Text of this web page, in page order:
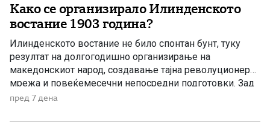
Како се организирало Илинденското
востание 1903 година?
Илинденското востание не било спонтан бунт, туку
резултат на долгогодишно организирање на
македонскиот народ, создавање тајна револуционерна
мрежа и повеќемесечни непосредни подготовки. Зад
него стоела Македонската револуционерна
доверливи канали успеала да подготви масовно
пред 7 дена